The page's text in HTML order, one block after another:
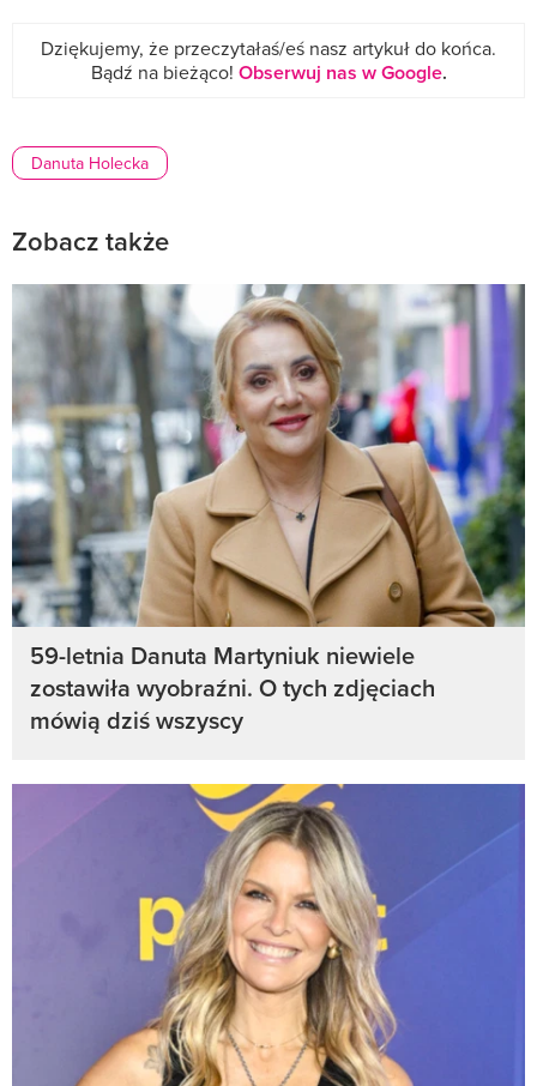
Dziękujemy, że przeczytałaś/eś nasz artykuł do końca.
Bądź na bieżąco! Obserwuj nas w Google.
Danuta Holecka
Zobacz także
59-letnia Danuta Martyniuk niewiele
zostawiła wyobraźni. O tych zdjęciach
mówią dziś wszyscy